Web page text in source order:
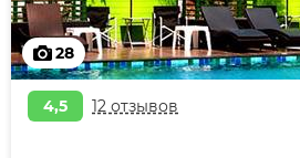
28
4,5 12 отзывов